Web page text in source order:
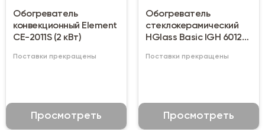
Обогреватель
конвекционный Element
CE-2011S (2 кВт)
Поставки прекращены
Просмотреть
Обогреватель
стеклокерамический
HGlass Basic IGH 6012
Поставки прекращены
Просмотреть